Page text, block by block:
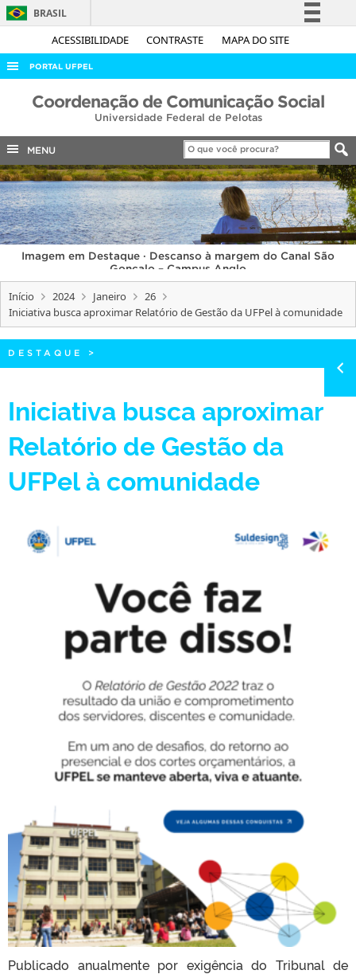
ACESSIBILIDADE CONTRASTE MAPA DO SITE
BRASIL
Simplifique!
Acesso à informação
Legislação
Canais
PORTAL UFPEL
ACESSO À INFORMAÇÃO
COBALTO
CONCURSOS
EDITAIS
INTERNACIONAL
OUVIDORIA
PORTARIAS
TELEFONES
Coordenação de Comunicação Social
Universidade Federal de Pelotas
MENU
Imagem em Destaque · Descanso à margem do Canal São
Gonçalo – Campus Anglo
Início 2024 Janeiro
26
Iniciativa busca aproximar Relatório de Gestão da UFPel à comunidade
DESTAQUE >
Iniciativa busca aproximar
Relatório de Gestão da
UFPel à comunidade
Publicado anualmente por exigência do Tribunal de